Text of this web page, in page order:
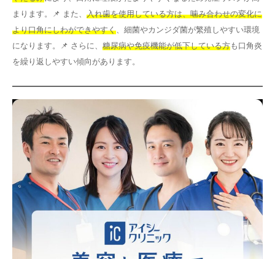
まります。📌 また、 入れ歯を使用している方は、噛み合わせの変化に
より口角にしわができやすく、細菌やカンジダ菌が繁殖しやすい環境
になります。📌 さらに、 糖尿病や免疫機能が低下している方も口角炎
を繰り返しやすい傾向があります。